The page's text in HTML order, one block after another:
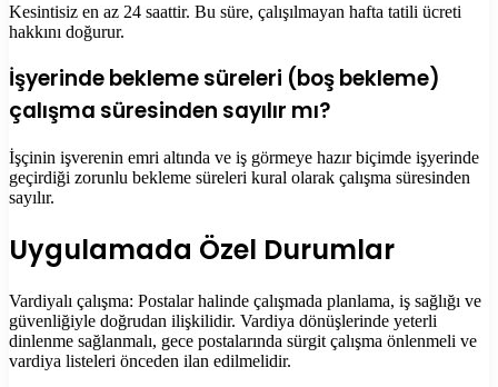
Kesintisiz en az 24 saattir. Bu süre, çalışılmayan hafta tatili ücreti
hakkını doğurur.
İşyerinde bekleme süreleri (boş bekleme)
çalışma süresinden sayılır mı?
İşçinin işverenin emri altında ve iş görmeye hazır biçimde işyerinde
geçirdiği zorunlu bekleme süreleri kural olarak çalışma süresinden
sayılır.
Uygulamada Özel Durumlar
Vardiyalı çalışma: Postalar halinde çalışmada planlama, iş sağlığı ve
güvenliğiyle doğrudan ilişkilidir. Vardiya dönüşlerinde yeterli
dinlenme sağlanmalı, gece postalarında sürgit çalışma önlenmeli ve
vardiya listeleri önceden ilan edilmelidir.